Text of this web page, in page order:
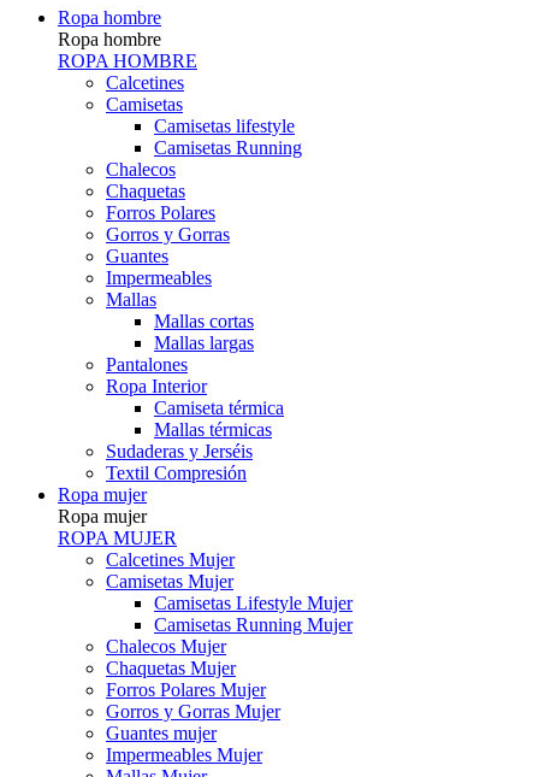
Ropa hombre
Ropa hombre
ROPA HOMBRE
Calcetines
Camisetas
Camisetas lifestyle
Camisetas Running
Chalecos
Chaquetas
Forros Polares
Gorros y Gorras
Guantes
Impermeables
Mallas
Mallas cortas
Mallas largas
Pantalones
Ropa Interior
Camiseta térmica
Mallas térmicas
Sudaderas y Jerséis
Textil Compresión
Ropa mujer
Ropa mujer
ROPA MUJER
Calcetines Mujer
Camisetas Mujer
Camisetas Lifestyle Mujer
Camisetas Running Mujer
Chalecos Mujer
Chaquetas Mujer
Forros Polares Mujer
Gorros y Gorras Mujer
Guantes mujer
Impermeables Mujer